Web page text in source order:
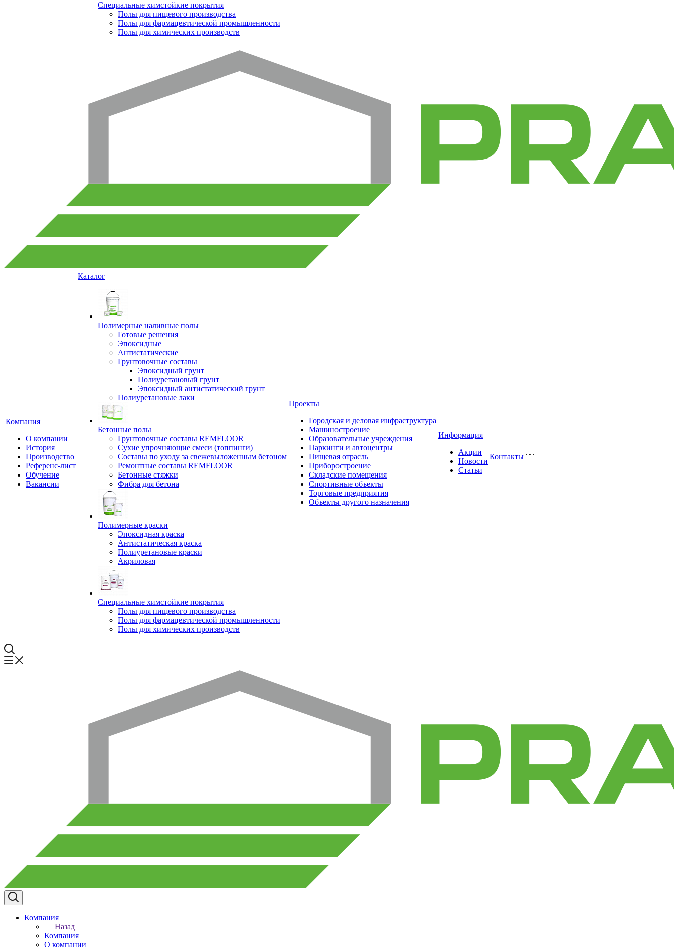
Специальные химстойкие покрытия
Полы для пищевого производства
Полы для фармацевтической промышленности
Полы для химических производств
Компания
О компании
История
Производство
Референс-лист
Обучение
Вакансии
Каталог
Полимерные наливные полы
Готовые решения
Эпоксидные
Антистатические
Грунтовочные составы
Эпоксидный грунт
Полиуретановый грунт
Эпоксидный антистатический грунт
Полиуретановые лаки
Бетонные полы
Грунтовочные составы REMFLOOR
Сухие упрочняющие смеси (топпинги)
Составы по уходу за свежевыложенным бетоном
Ремонтные составы REMFLOOR
Бетонные стяжки
Фибра для бетона
Полимерные краски
Эпоксидная краска
Антистатическая краска
Полиуретановые краски
Акриловая
Специальные химстойкие покрытия
Полы для пищевого производства
Полы для фармацевтической промышленности
Полы для химических производств
Проекты
Городская и деловая инфраструктура
Машиностроение
Образовательные учреждения
Паркинги и автоцентры
Пищевая отрасль
Приборостроение
Складские помещения
Спортивные объекты
Торговые предприятия
Объекты другого назначения
Информация
Акции
Новости
Статьи
Контакты
Компания
Назад
Компания
О компании